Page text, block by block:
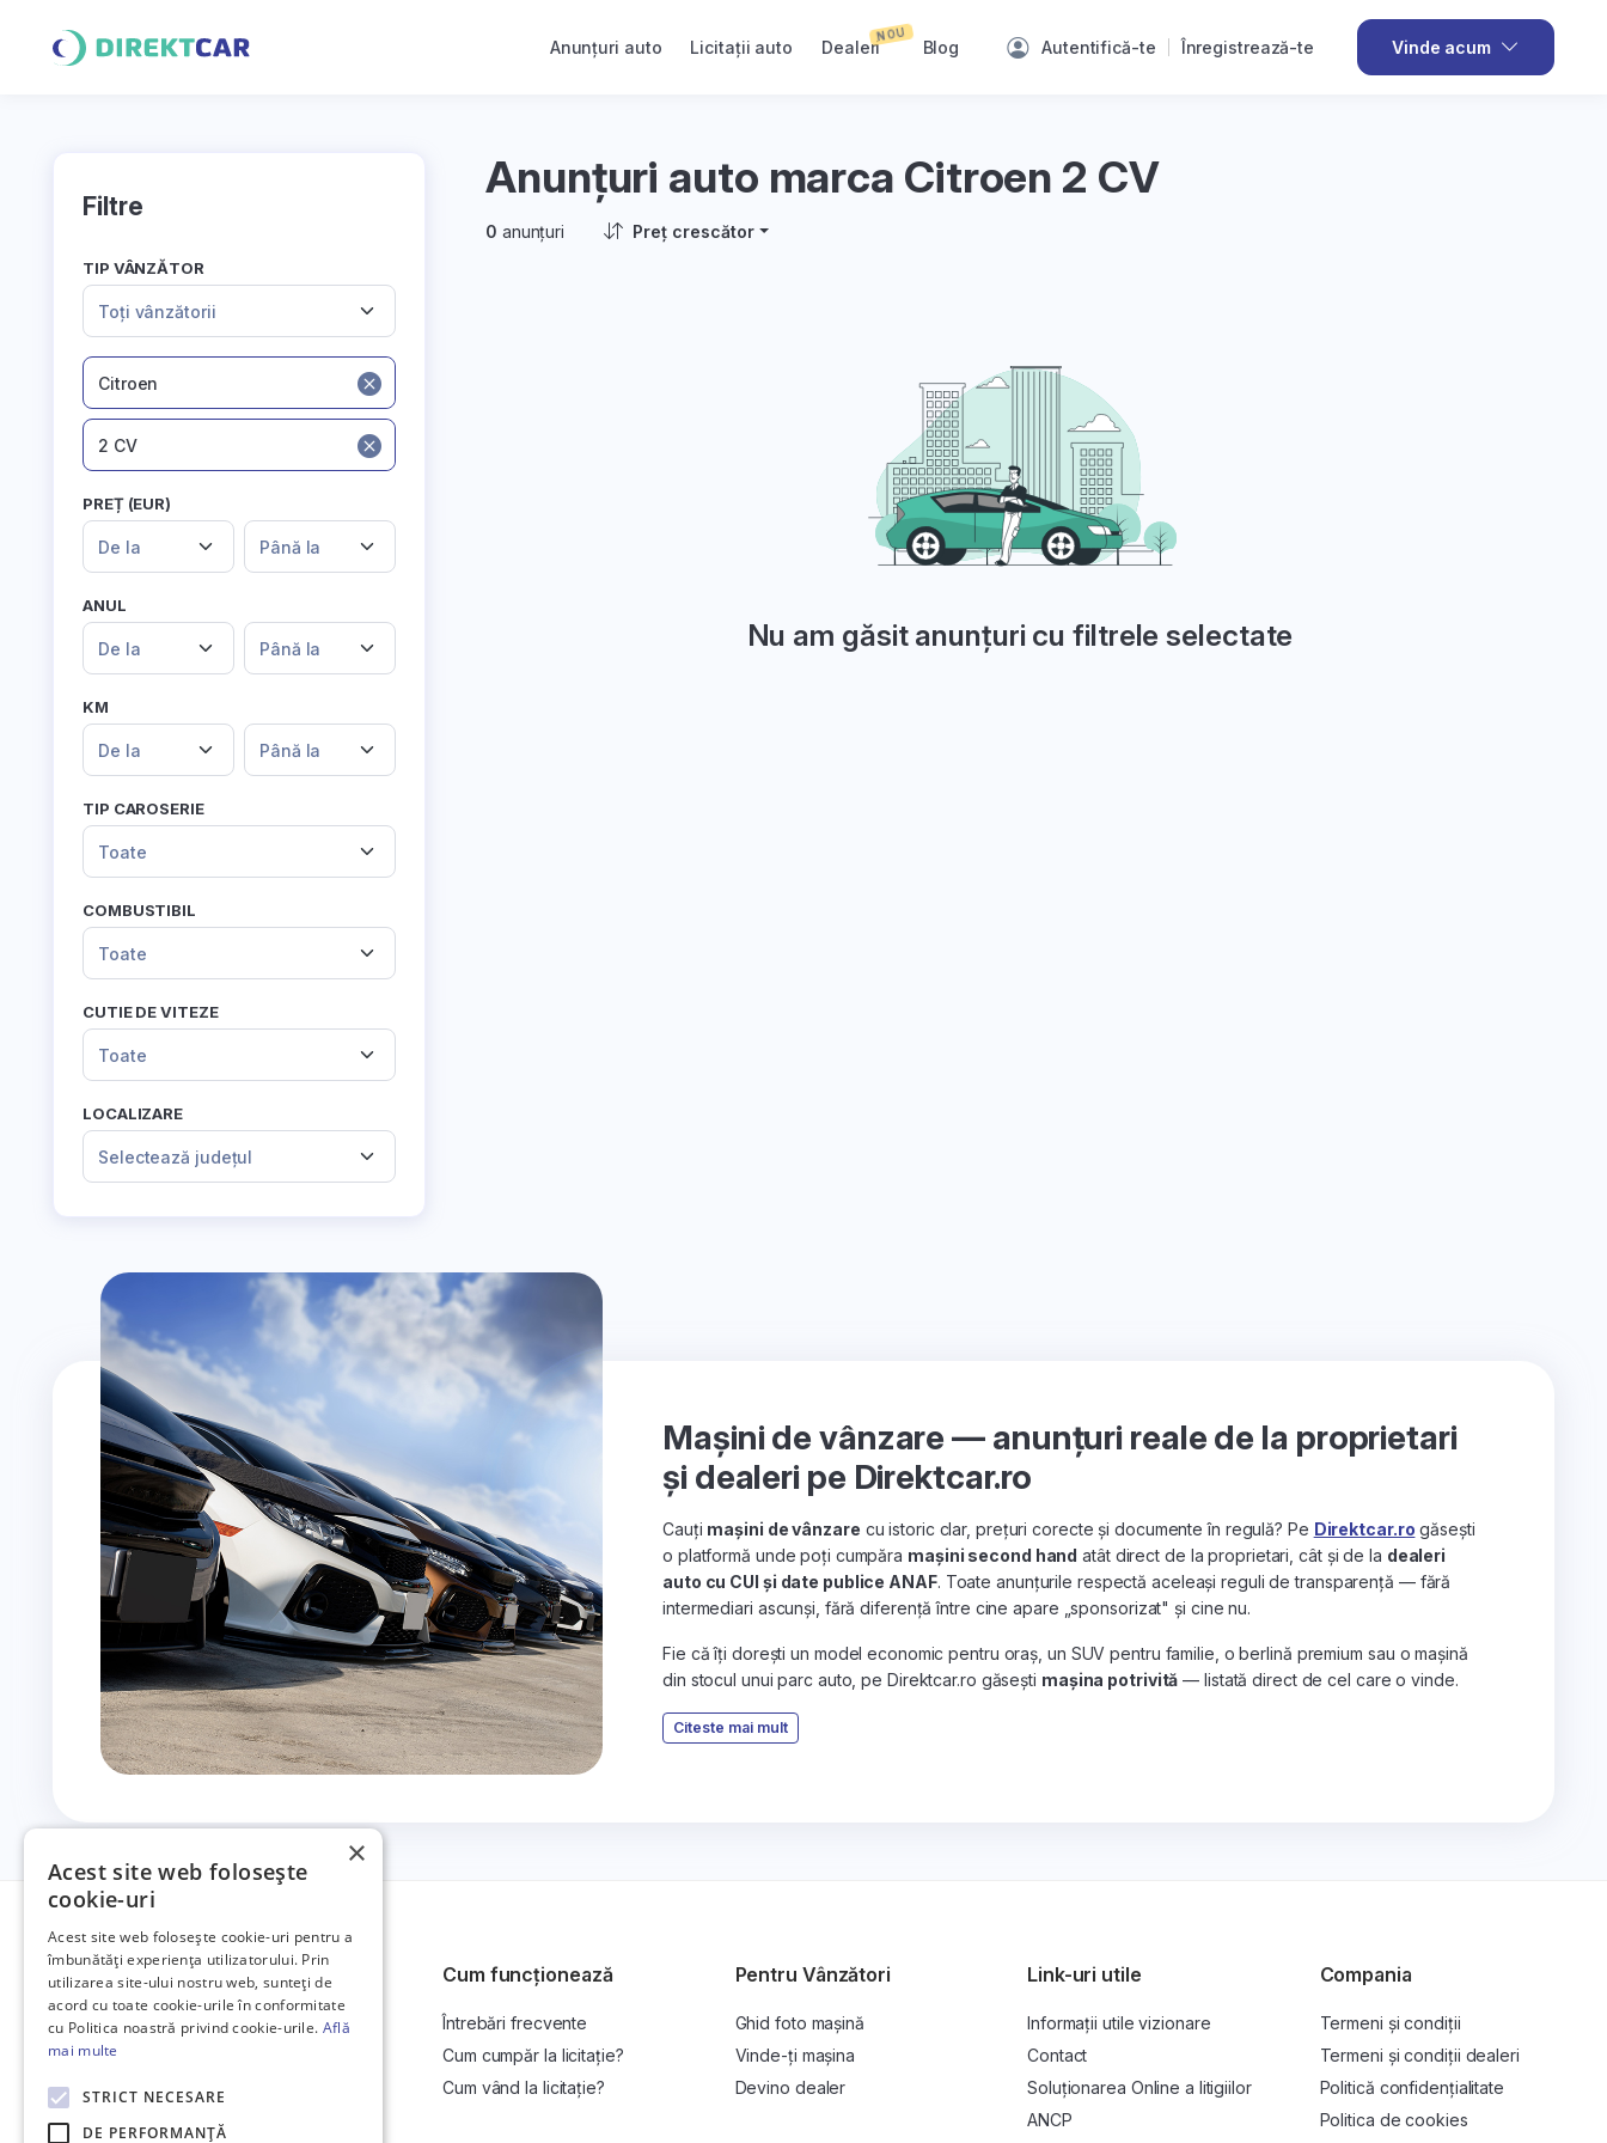
Anunțuri auto Licitații auto Dealeri
NOU
Blog Autentifică-te Înregistrează-te Vinde acum
Filtre
TIP VÂNZĂTOR
Toți vânzătorii
Citroen
2 CV
PREȚ (EUR)
De la Până la
ANUL
De la Până la
KM
De la Până la
TIP CAROSERIE
Toate
COMBUSTIBIL
Toate
CUTIE DE VITEZE
Toate
LOCALIZARE
Selectează județul
Anunțuri auto marca Citroen 2 CV
0 anunțuri Preț crescător
Nu am găsit anunțuri cu filtrele selectate
Mașini de vânzare — anunțuri reale de la proprietari
și dealeri pe Direktcar.ro
Cauți mașini de vânzare cu istoric clar, prețuri corecte și documente în regulă? Pe Direktcar.ro găsești
o platformă unde poți cumpăra mașini second hand atât direct de la proprietari, cât și de la dealeri
auto cu CUI și date publice ANAF. Toate anunțurile respectă aceleași reguli de transparență — fără
intermediari ascunși, fără diferență între cine apare „sponsorizat" și cine nu.
Fie că îți dorești un model economic pentru oraș, un SUV pentru familie, o berlină premium sau o mașină
din stocul unui parc auto, pe Direktcar.ro găsești mașina potrivită — listată direct de cel care o vinde.
Citeste mai mult
Platformă de anunțuri auto și licitații
auto online.
Cum funcționează
Întrebări frecvente
Cum cumpăr la licitație?
Cum vând la licitație?
Pentru Vânzători
Ghid foto mașină
Vinde-ți mașina
Devino dealer
Link-uri utile
Informații utile vizionare
Contact
Soluționarea Online a litigiilor
ANCP
Compania
Termeni și condiții
Termeni și condiții dealeri
Politică confidențialitate
Politica de cookies
×
Acest site web folosește
cookie-uri
Acest site web folosește cookie-uri pentru a
îmbunătăți experiența utilizatorului. Prin
utilizarea site-ului nostru web, sunteți de
acord cu toate cookie-urile în conformitate
cu Politica noastră privind cookie-urile. Află
mai multe
STRICT NECESARE
DE PERFORMANȚĂ